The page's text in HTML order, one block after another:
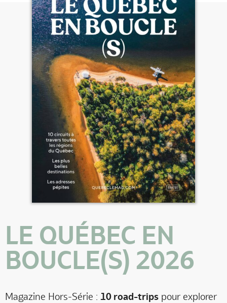
LE QUÉBEC EN
BOUCLE(S) 2026
Magazine Hors-Série : 10 road-trips pour explorer